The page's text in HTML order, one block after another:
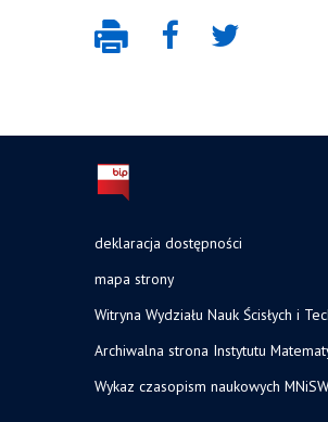
deklaracja dostępności
mapa strony
Witryna Wydziału Nauk Ścisłych i
Archiwalna strona Instytutu
Wykaz czasopism naukowych